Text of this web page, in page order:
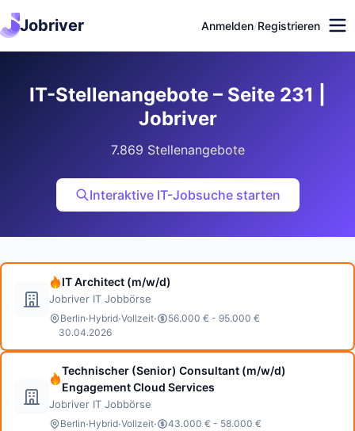
Jobriver Anmelden/Registrieren
IT-Stellenangebote – Seite 231 |
Jobriver
7.869 Stellenangebote
Interaktive IT-Jobsuche starten
IT Architect (m/w/d)
Jobriver IT Jobbörse
Berlin·Hybrid·Vollzeit·
56.000 € - 95.000 €
30.04.2026
Technischer (Senior) Consultant (m/w/d)
Engagement Cloud Services
Jobriver IT Jobbörse
Berlin·Hybrid·Vollzeit·
43.000 € - 58.000 €